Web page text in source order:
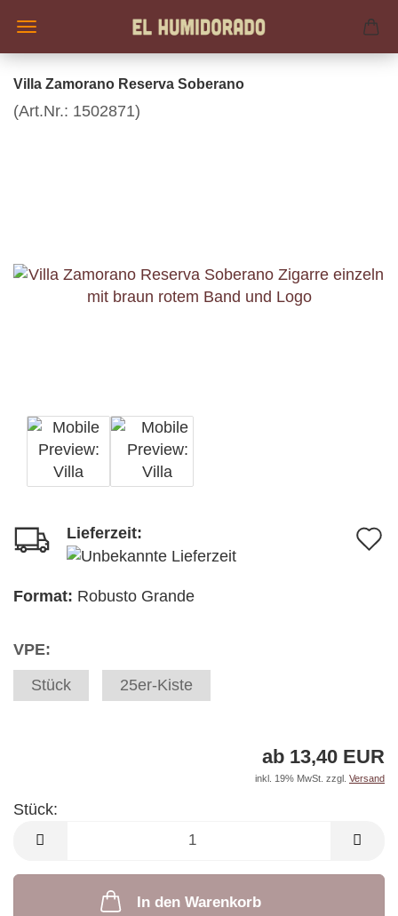
Villa Zamorano Reserva Soberano
(Art.Nr.: 1502871)
Lieferzeit:
Format: Robusto Grande
VPE:
Stück
25er-Kiste
ab 13,40 EUR
inkl. 19% MwSt. zzgl. Versand
Stück:
Stück
In den Warenkorb